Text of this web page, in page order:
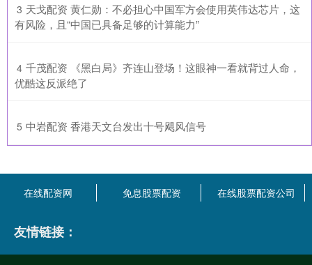
3 ​天戈配资 黄仁勋：不必担心中国军方会使用英伟达芯片，这
有风险，且“中国已具备足够的计算能力”
4 ​千茂配资 《黑白局》齐连山登场！这眼神一看就背过人命，
优酷这反派绝了
5 ​中岩配资 香港天文台发出十号飓风信号
在线配资网 免息股票配资 在线股票配资公司
友情链接：